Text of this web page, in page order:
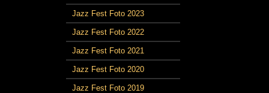
Jazz Fest Foto 2023
Jazz Fest Foto 2022
Jazz Fest Foto 2021
Jazz Fest Foto 2020
Jazz Fest Foto 2019